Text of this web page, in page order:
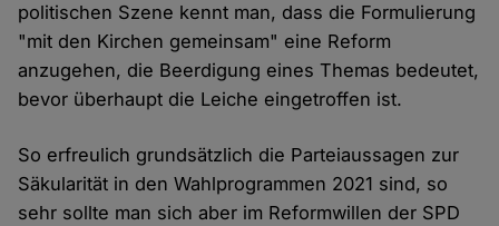
politischen Szene kennt man, dass die Formulierung
"mit den Kirchen gemeinsam" eine Reform
anzugehen, die Beerdigung eines Themas bedeutet,
bevor überhaupt die Leiche eingetroffen ist.
So erfreulich grundsätzlich die Parteiaussagen zur
Säkularität in den Wahlprogrammen 2021 sind, so
sehr sollte man sich aber im Reformwillen der SPD